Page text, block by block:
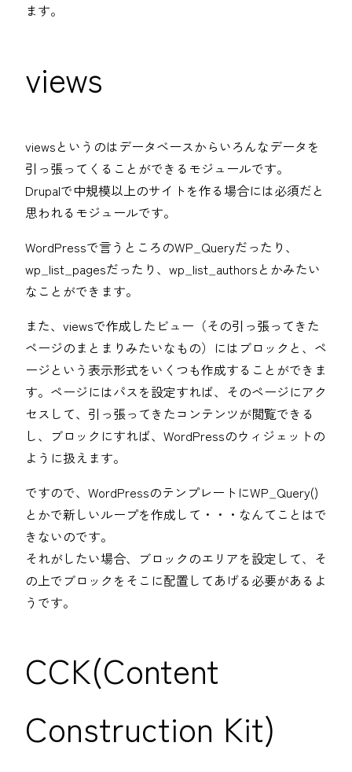
ます。
views
viewsというのはデータベースからいろんなデータを
引っ張ってくることができるモジュールです。
Drupalで中規模以上のサイトを作る場合には必須だと
思われるモジュールです。
WordPressで言うところのWP_Queryだったり、
wp_list_pagesだったり、wp_list_authorsとかみたい
なことができます。
また、viewsで作成したビュー（その引っ張ってきた
ページのまとまりみたいなもの）にはブロックと、ペ
ージという表示形式をいくつも作成することができま
す。ページにはパスを設定すれば、そのページにアク
セスして、引っ張ってきたコンテンツが閲覧できる
し、ブロックにすれば、WordPressのウィジェットの
ように扱えます。
ですので、WordPressのテンプレートにWP_Query()
とかで新しいループを作成して・・・なんてことはで
きないのです。
それがしたい場合、ブロックのエリアを設定して、そ
の上でブロックをそこに配置してあげる必要があるよ
うです。
CCK(Content
Construction Kit)